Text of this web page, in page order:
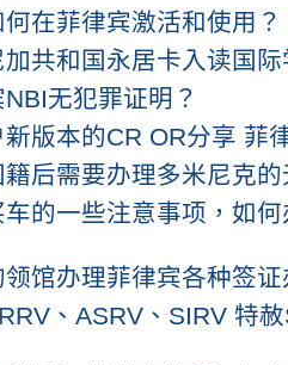
在菲律宾激活和使用？
共和国永居卡入读国
无犯罪证明？
版本的CR OR分享 菲
后需要办理多米尼克
的一些注意事项，如
馆办理菲律宾各种签
、ASRV、SIRV 特